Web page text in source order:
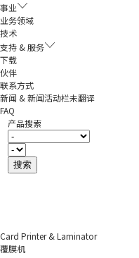
事业
业务领域
技术
支持 & 服务
下载
伙伴
联系方式
新闻 & 新闻活动栏未翻译
FAQ
产品搜索
Card Printer & Laminator
覆膜机